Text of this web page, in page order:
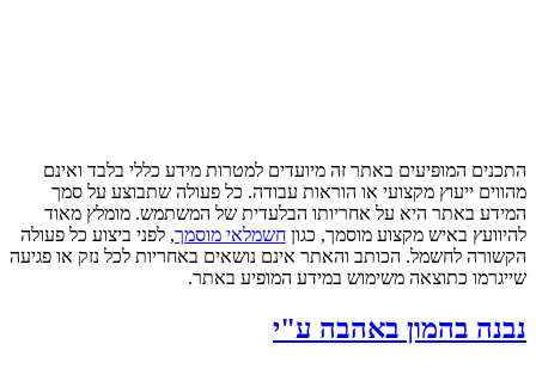
התכנים המופיעים באתר זה מיועדים למטרות מידע כללי בלבד ואינם
מהווים ייעוץ מקצועי או הוראות עבודה. כל פעולה שתבוצע על סמך
המידע באתר היא על אחריותו הבלעדית של המשתמש. מומלץ מאוד
להיוועץ באיש מקצוע מוסמך, כגון חשמלאי מוסמך, לפני ביצוע כל פעולה
הקשורה לחשמל. הכותב והאתר אינם נושאים באחריות לכל נזק או פגיעה
שייגרמו כתוצאה משימוש במידע המופיע באתר.
נבנה בהמון באהבה ע"י